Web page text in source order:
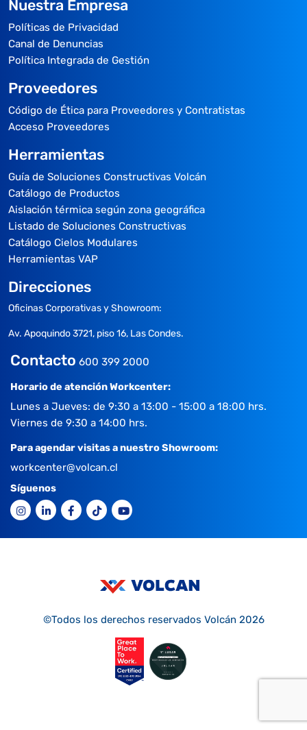
Nuestra Empresa
Políticas de Privacidad
Canal de Denuncias
Política Integrada de Gestión
Proveedores
Código de Ética para Proveedores y Contratistas
Acceso Proveedores
Herramientas
Guía de Soluciones Constructivas Volcán
Catálogo de Productos
Aislación térmica según zona geográfica
Listado de Soluciones Constructivas
Catálogo Cielos Modulares
Herramientas VAP
Direcciones
Oficinas Corporativas y Showroom:
Av. Apoquindo 3721, piso 16, Las Condes.
Contacto 600 399 2000
Horario de atención Workcenter:
Lunes a Jueves: de 9:30 a 13:00 - 15:00 a 18:00 hrs.
Viernes de 9:30 a 14:00 hrs.
Para agendar visitas a nuestro Showroom:
workcenter@volcan.cl
Síguenos
©Todos los derechos reservados Volcán 2026